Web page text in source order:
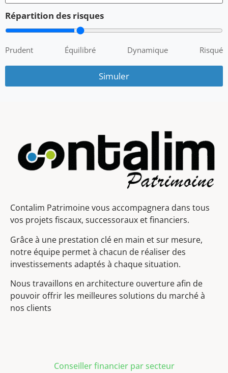
Répartition des risques
Prudent Équilibré Dynamique Risqué
Simuler
Contalim Patrimoine vous accompagnera dans tous
vos projets fiscaux, successoraux et financiers.
Grâce à une prestation clé en main et sur mesure,
notre équipe permet à chacun de réaliser des
investissements adaptés à chaque situation.
Nous travaillons en architecture ouverture afin de
pouvoir offrir les meilleures solutions du marché à
nos clients
Conseiller financier par secteur